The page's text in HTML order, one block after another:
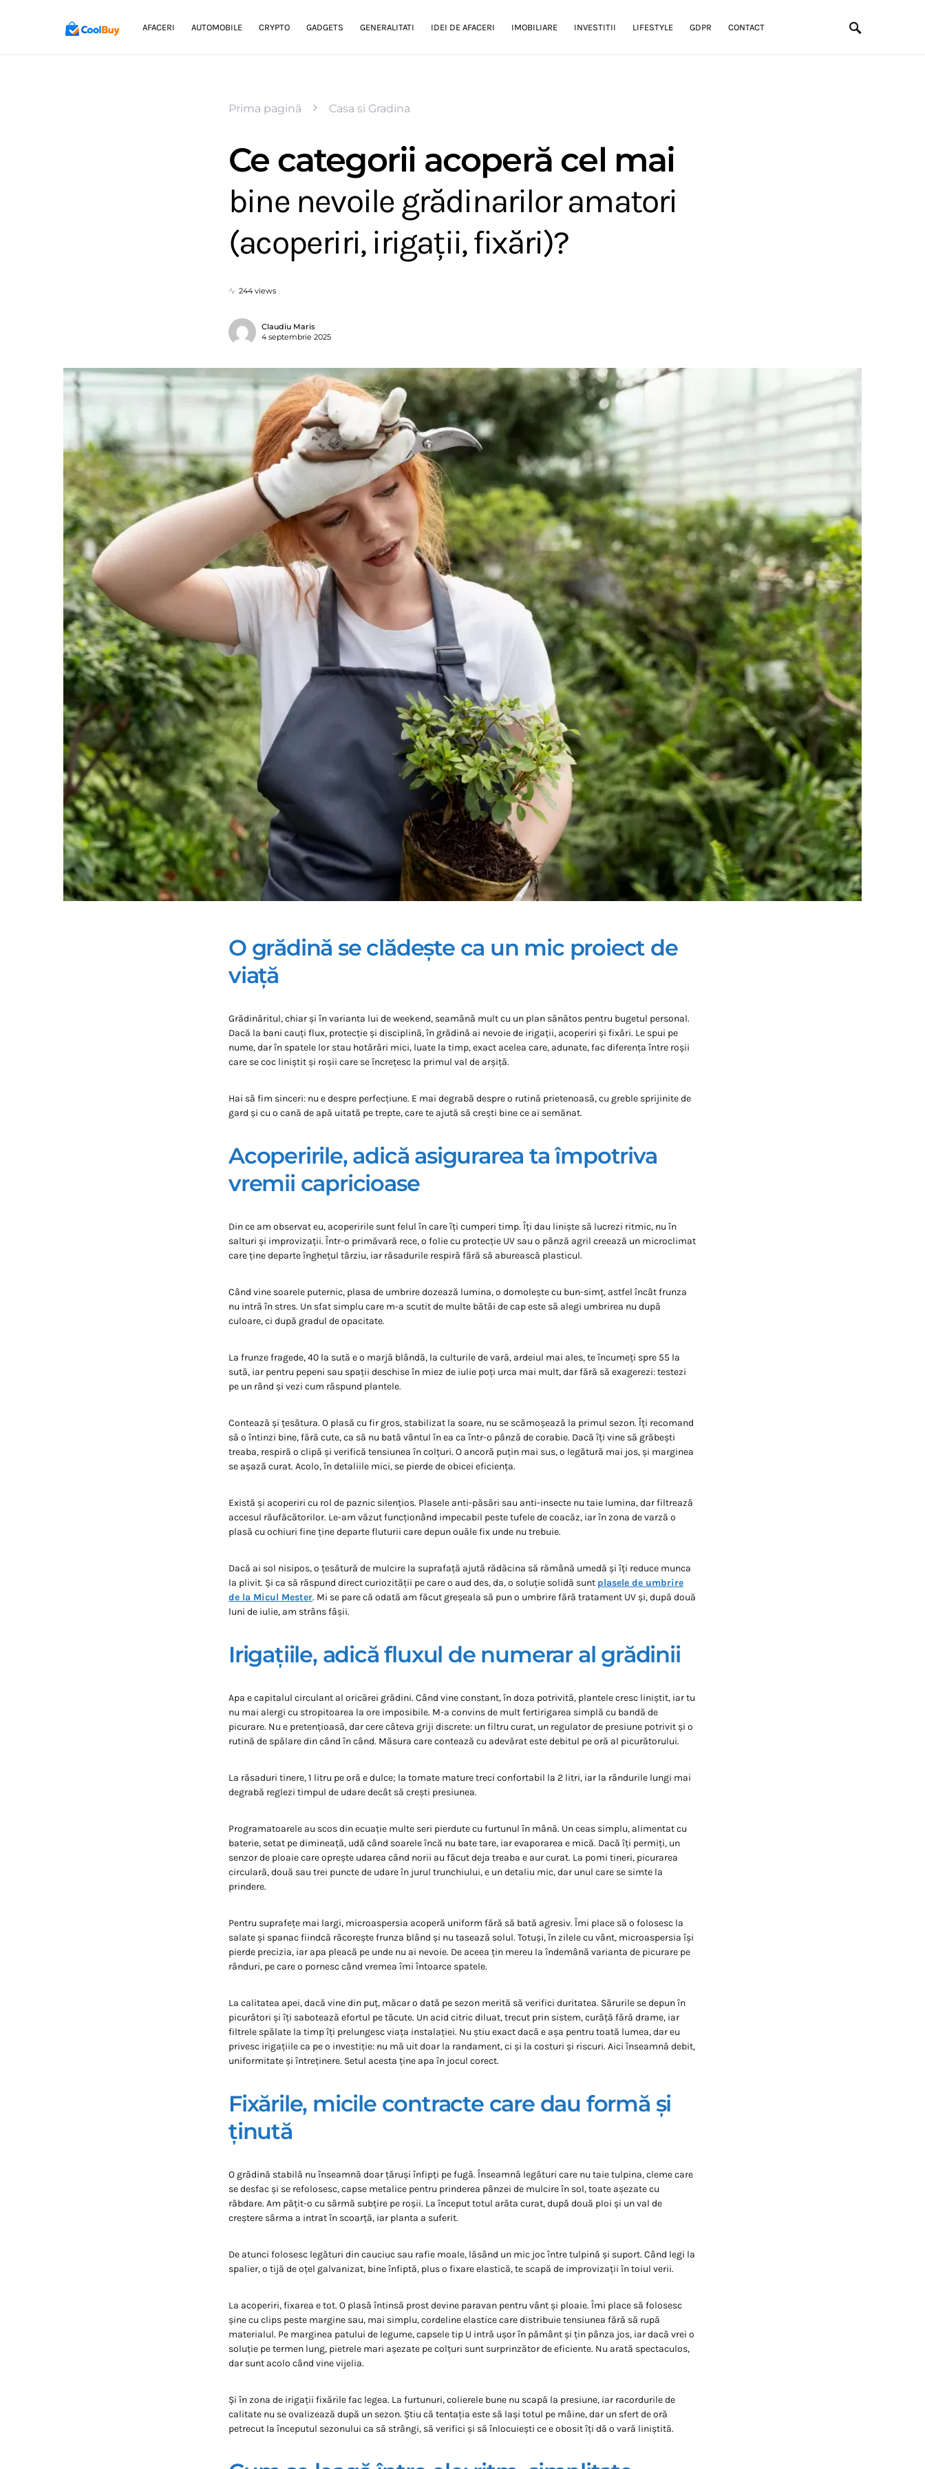
AFACERI AUTOMOBILE CRYPTO GADGETS GENERALITATI IDEI DE AFACERI IMOBILIARE INVESTITII LIFESTYLE GDPR CONTACT
Prima pagină Casa si Gradina
Ce categorii acoperă cel mai
bine nevoile grădinarilor amatori
(acoperiri, irigații, fixări)?
244 views
Claudiu Maris
4 septembrie 2025
O grădină se clădește ca un mic proiect de
viață
Grădinăritul, chiar și în varianta lui de weekend, seamănă mult cu un plan sănătos pentru bugetul personal.
Dacă la bani cauți flux, protecție și disciplină, în grădină ai nevoie de irigații, acoperiri și fixări. Le spui pe
nume, dar în spatele lor stau hotărâri mici, luate la timp, exact acelea care, adunate, fac diferența între roșii
care se coc liniștit și roșii care se încrețesc la primul val de arșiță.
Hai să fim sinceri: nu e despre perfecțiune. E mai degrabă despre o rutină prietenoasă, cu greble sprijinite de
gard și cu o cană de apă uitată pe trepte, care te ajută să crești bine ce ai semănat.
Acoperirile, adică asigurarea ta împotriva
vremii capricioase
Din ce am observat eu, acoperirile sunt felul în care îți cumperi timp. Îți dau liniște să lucrezi ritmic, nu în
salturi și improvizații. Într-o primăvară rece, o folie cu protecție UV sau o pânză agril creează un microclimat
care ține departe înghețul târziu, iar răsadurile respiră fără să aburească plasticul.
Când vine soarele puternic, plasa de umbrire dozează lumina, o domolește cu bun-simț, astfel încât frunza
nu intră în stres. Un sfat simplu care m-a scutit de multe bătăi de cap este să alegi umbrirea nu după
culoare, ci după gradul de opacitate.
La frunze fragede, 40 la sută e o marjă blândă, la culturile de vară, ardeiul mai ales, te încumeți spre 55 la
sută, iar pentru pepeni sau spații deschise în miez de iulie poți urca mai mult, dar fără să exagerezi: testezi
pe un rând și vezi cum răspund plantele.
Contează și țesătura. O plasă cu fir gros, stabilizat la soare, nu se scămoșează la primul sezon. Îți recomand
să o întinzi bine, fără cute, ca să nu bată vântul în ea ca într-o pânză de corabie. Dacă îți vine să grăbești
treaba, respiră o clipă și verifică tensiunea în colțuri. O ancoră puțin mai sus, o legătură mai jos, și marginea
se așază curat. Acolo, în detaliile mici, se pierde de obicei eficiența.
Există și acoperiri cu rol de paznic silențios. Plasele anti-păsări sau anti-insecte nu taie lumina, dar filtrează
accesul răufăcătorilor. Le-am văzut funcționând impecabil peste tufele de coacăz, iar în zona de varză o
plasă cu ochiuri fine ține departe fluturii care depun ouăle fix unde nu trebuie.
Dacă ai sol nisipos, o țesătură de mulcire la suprafață ajută rădăcina să rămână umedă și îți reduce munca
la plivit. Și ca să răspund direct curiozității pe care o aud des, da, o soluție solidă sunt plasele de umbrire
de la Micul Mester. Mi se pare că odată am făcut greșeala să pun o umbrire fără tratament UV și, după două
luni de iulie, am strâns fâșii.
Irigațiile, adică fluxul de numerar al grădinii
Apa e capitalul circulant al oricărei grădini. Când vine constant, în doza potrivită, plantele cresc liniștit, iar tu
nu mai alergi cu stropitoarea la ore imposibile. M-a convins de mult fertirigarea simplă cu bandă de
picurare. Nu e pretențioasă, dar cere câteva griji discrete: un filtru curat, un regulator de presiune potrivit și o
rutină de spălare din când în când. Măsura care contează cu adevărat este debitul pe oră al picurătorului.
La răsaduri tinere, 1 litru pe oră e dulce; la tomate mature treci confortabil la 2 litri, iar la rândurile lungi mai
degrabă reglezi timpul de udare decât să crești presiunea.
Programatoarele au scos din ecuație multe seri pierdute cu furtunul în mână. Un ceas simplu, alimentat cu
baterie, setat pe dimineață, udă când soarele încă nu bate tare, iar evaporarea e mică. Dacă îți permiți, un
senzor de ploaie care oprește udarea când norii au făcut deja treaba e aur curat. La pomi tineri, picurarea
circulară, două sau trei puncte de udare în jurul trunchiului, e un detaliu mic, dar unul care se simte la
prindere.
Pentru suprafețe mai largi, microaspersia acoperă uniform fără să bată agresiv. Îmi place să o folosesc la
salate și spanac fiindcă răcorește frunza blând și nu tasează solul. Totuși, în zilele cu vânt, microaspersia își
pierde precizia, iar apa pleacă pe unde nu ai nevoie. De aceea țin mereu la îndemână varianta de picurare pe
rânduri, pe care o pornesc când vremea îmi întoarce spatele.
La calitatea apei, dacă vine din puț, măcar o dată pe sezon merită să verifici duritatea. Sărurile se depun în
picurători și îți sabotează efortul pe tăcute. Un acid citric diluat, trecut prin sistem, curăță fără drame, iar
filtrele spălate la timp îți prelungesc viața instalației. Nu știu exact dacă e așa pentru toată lumea, dar eu
privesc irigațiile ca pe o investiție: nu mă uit doar la randament, ci și la costuri și riscuri. Aici înseamnă debit,
uniformitate și întreținere. Setul acesta ține apa în jocul corect.
Fixările, micile contracte care dau formă și
ținută
O grădină stabilă nu înseamnă doar țăruși înfipți pe fugă. Înseamnă legături care nu taie tulpina, cleme care
se desfac și se refolosesc, capse metalice pentru prinderea pânzei de mulcire în sol, toate așezate cu
răbdare. Am pățit-o cu sârmă subțire pe roșii. La început totul arăta curat, după două ploi și un val de
creștere sârma a intrat în scoarță, iar planta a suferit.
De atunci folosesc legături din cauciuc sau rafie moale, lăsând un mic joc între tulpină și suport. Când legi la
spalier, o tijă de oțel galvanizat, bine înfiptă, plus o fixare elastică, te scapă de improvizații în toiul verii.
La acoperiri, fixarea e tot. O plasă întinsă prost devine paravan pentru vânt și ploaie. Îmi place să folosesc
șine cu clips peste margine sau, mai simplu, cordeline elastice care distribuie tensiunea fără să rupă
materialul. Pe marginea patului de legume, capsele tip U intră ușor în pământ și țin pânza jos, iar dacă vrei o
soluție pe termen lung, pietrele mari așezate pe colțuri sunt surprinzător de eficiente. Nu arată spectaculos,
dar sunt acolo când vine vijelia.
Și în zona de irigații fixările fac legea. La furtunuri, colierele bune nu scapă la presiune, iar racordurile de
calitate nu se ovalizează după un sezon. Știu că tentația este să lași totul pe mâine, dar un sfert de oră
petrecut la începutul sezonului ca să strângi, să verifici și să înlocuiești ce e obosit îți dă o vară liniștită.